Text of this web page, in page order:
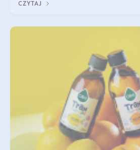
bariera hydrolipidowa.
CZYTAJ